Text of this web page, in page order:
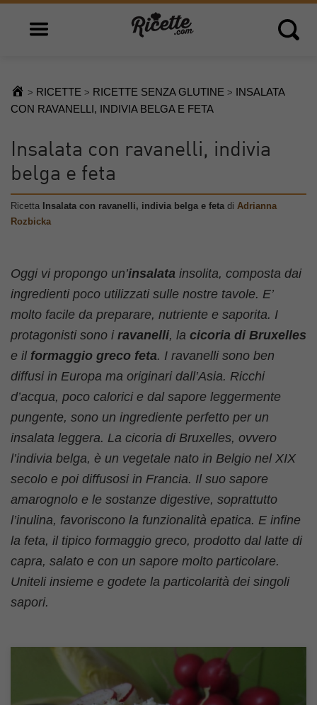
Open main menu Open
> RICETTE > RICETTE SENZA GLUTINE >
INSALATA
CON RAVANELLI, INDIVIA BELGA E FETA
Insalata con ravanelli, indivia
belga e feta
Ricetta Insalata con ravanelli, indivia belga e feta di Adrianna
Rozbicka
Oggi vi propongo un’insalata insolita, composta dai
ingredienti poco utilizzati sulle nostre tavole. E’
molto facile da preparare, nutriente e saporita. I
protagonisti sono i ravanelli, la cicoria di Bruxelles
e il formaggio greco feta. I ravanelli sono ben
diffusi in Europa ma originari dall’Asia. Ricchi
d’acqua, poco calorici e dal sapore leggermente
pungente, sono un ingrediente perfetto per un
insalata leggera. La cicoria di Bruxelles, ovvero
l’indivia belga, è un vegetale nato in Belgio nel XIX
secolo e poi diffusosi in Francia. Il suo sapore
amarognolo e le sostanze digestive, soprattutto
l’inulina, favoriscono la funzionalità epatica. E infine
la feta, il tipico formaggio greco, prodotto dal latte di
capra, salato e con un sapore molto particolare.
Uniteli insieme e godete la particolarità dei singoli
sapori.